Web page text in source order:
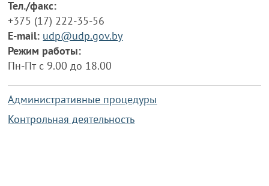
Тел./факс:
+375 (17) 222-35-56
E-mail: udp@udp.gov.by
Режим работы:
Пн-Пт с 9.00 до 18.00
Административные процедуры
Контрольная деятельность